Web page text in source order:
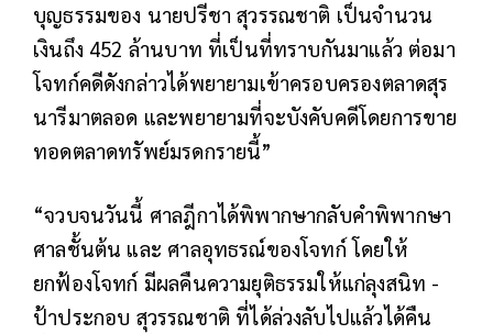
บุญธรรมของ นายปรีชา สุวรรณชาติ เป็นจำนวน
เงินถึง 452 ล้านบาท ที่เป็นที่ทราบกันมาแล้ว ต่อมา
โจทก์คดีดังกล่าวได้พยายามเข้าครอบครองตลาดสุร
นารีมาตลอด และพยายามที่จะบังคับคดีโดยการขาย
ทอดตลาดทรัพย์มรดกรายนี้”
“จวบจนวันนี้ ศาลฎีกาได้พิพากษากลับคำพิพากษา
ศาลชั้นต้น และ ศาลอุทธรณ์ของโจทก์ โดยให้
ยกฟ้องโจทก์ มีผลคืนความยุติธรรมให้แก่ลุงสนิท -
ป้าประกอบ สุวรรณชาติ ที่ได้ล่วงลับไปแล้วได้คืน